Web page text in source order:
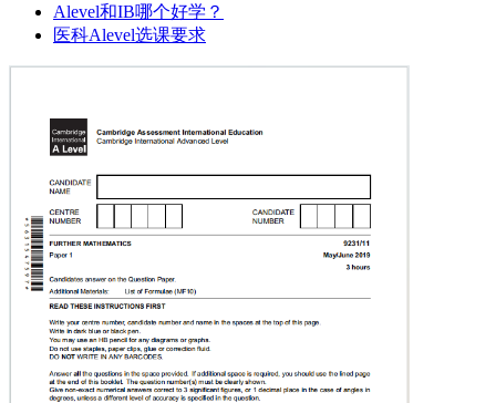
Alevel和IB哪个好学？
医科Alevel选课要求